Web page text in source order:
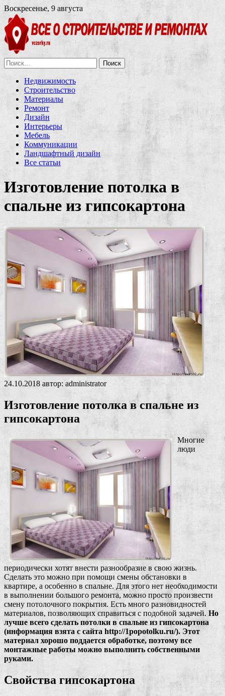
Воскресенье, 9 августа
Найти:
Недвижимость
Строительство
Материалы
Ремонт
Дизайн
Интерьеры
Мебель
Коммуникации
Ландшафтный дизайн
Все статьи
Изготовление потолка в
спальне из гипсокартона
24.10.2018 автор: administrator
Изготовление потолка в спальне из
гипсокартона
Многие
люди
периодически хотят внести разнообразие в свою жизнь.
Сделать это можно при помощи смены обстановки в
квартире, а особенно в спальне. Для этого нет необходимости
в выполнении большого ремонта, можно просто произвести
смену потолочного покрытия. Есть много разновидностей
материалов, позволяющих справиться с подобной задачей. Но
лучше всего сделать потолки в спальне из гипсокартона
(информация взята с сайта http://1popotolku.ru/). Этот
материал хорошо поддается обработке, поэтому все
монтажные работы можно выполнить собственными
руками.
Свойства гипсокартона